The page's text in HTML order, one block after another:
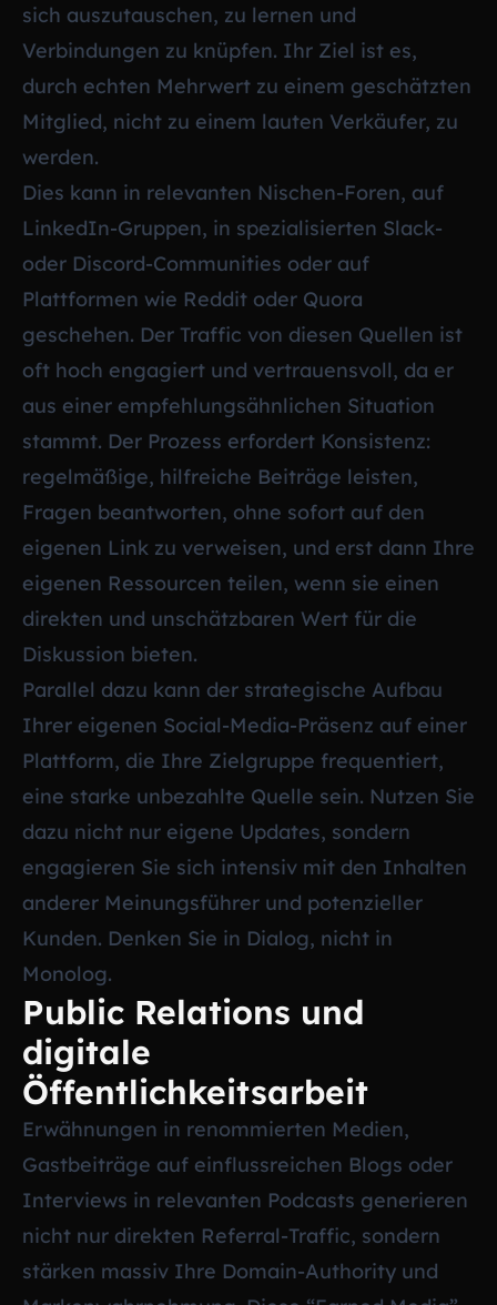
sich auszutauschen, zu lernen und
Verbindungen zu knüpfen. Ihr Ziel ist es,
durch echten Mehrwert zu einem geschätzten
Mitglied, nicht zu einem lauten Verkäufer, zu
werden.
Dies kann in relevanten Nischen-Foren, auf
LinkedIn-Gruppen, in spezialisierten Slack-
oder Discord-Communities oder auf
Plattformen wie Reddit oder Quora
geschehen. Der Traffic von diesen Quellen ist
oft hoch engagiert und vertrauensvoll, da er
aus einer empfehlungsähnlichen Situation
stammt. Der Prozess erfordert Konsistenz:
regelmäßige, hilfreiche Beiträge leisten,
Fragen beantworten, ohne sofort auf den
eigenen Link zu verweisen, und erst dann Ihre
eigenen Ressourcen teilen, wenn sie einen
direkten und unschätzbaren Wert für die
Diskussion bieten.
Parallel dazu kann der strategische Aufbau
Ihrer eigenen Social-Media-Präsenz auf einer
Plattform, die Ihre Zielgruppe frequentiert,
eine starke unbezahlte Quelle sein. Nutzen Sie
dazu nicht nur eigene Updates, sondern
engagieren Sie sich intensiv mit den Inhalten
anderer Meinungsführer und potenzieller
Kunden. Denken Sie in Dialog, nicht in
Monolog.
Public Relations und
digitale
Öffentlichkeitsarbeit
Erwähnungen in renommierten Medien,
Gastbeiträge auf einflussreichen Blogs oder
Interviews in relevanten Podcasts generieren
nicht nur direkten Referral-Traffic, sondern
stärken massiv Ihre Domain-Authority und